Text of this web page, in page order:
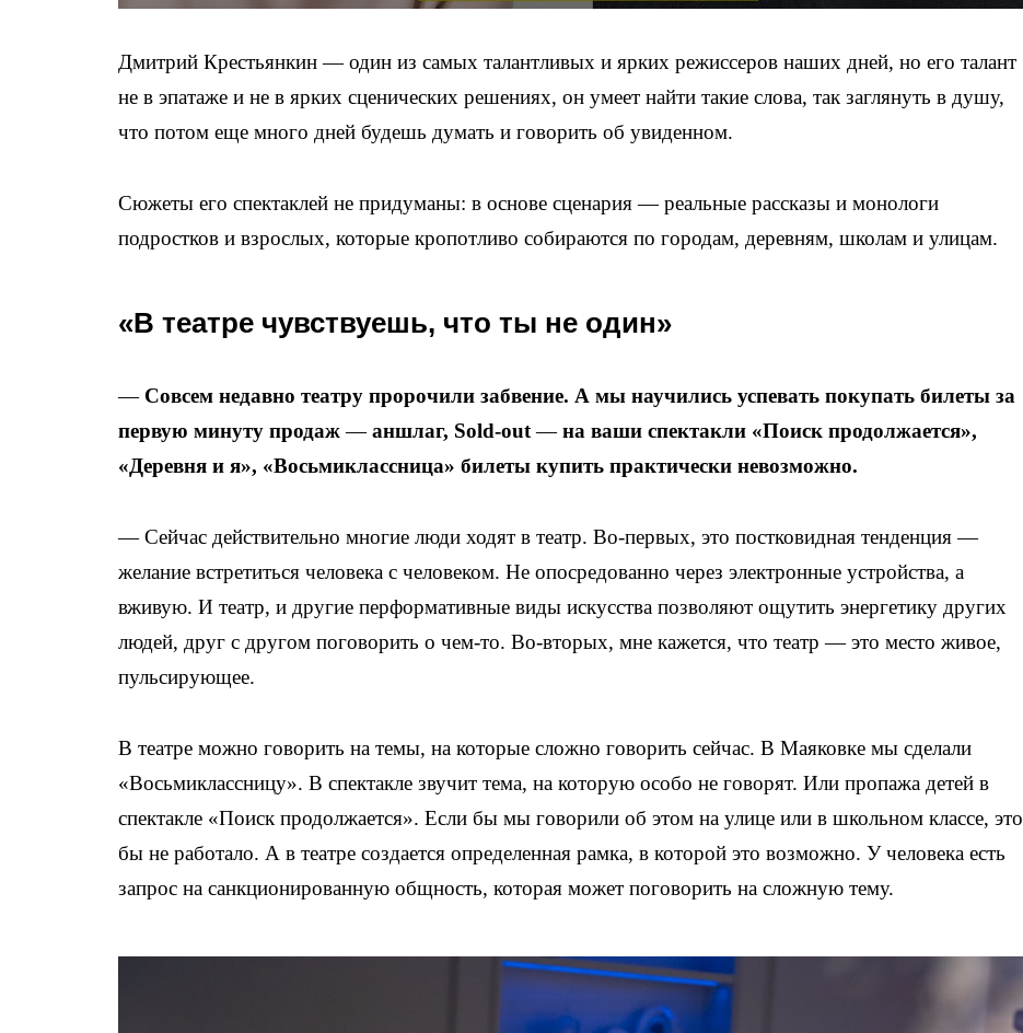
Дмитрий Крестьянкин — один из самых талантливых и ярких режиссеров наших дней, но его талант
не в эпатаже и не в ярких сценических решениях, он умеет найти такие слова, так заглянуть в душу,
что потом еще много дней будешь думать и говорить об увиденном.
Сюжеты его спектаклей не придуманы: в основе сценария — реальные рассказы и монологи
подростков и взрослых, которые кропотливо собираются по городам, деревням, школам и улицам.
«В театре чувствуешь, что ты не один»
— Совсем недавно театру пророчили забвение. А мы научились успевать покупать билеты за
первую минуту продаж—аншлаг, Sold-out—на ваши спектакли «Поиск продолжается»,
«Деревня и я», «Восьмиклассница» билеты купить практически невозможно.
— Сейчас действительно многие люди ходят в театр. Во-первых, это постковидная тенденция —
желание встретиться человека с человеком. Не опосредованно через электронные устройства, а
вживую. И театр, и другие перформативные виды искусства позволяют ощутить энергетику других
людей, друг с другом поговорить о чем-то. Во-вторых, мне кажется, что театр — это место живое,
пульсирующее.
В театре можно говорить на темы, на которые сложно говорить сейчас. В Маяковке мы сделали
«Восьмиклассницу». В спектакле звучит тема, на которую особо не говорят. Или пропажа детей в
спектакле «Поиск продолжается». Если бы мы говорили об этом на улице или в школьном классе, это
бы не работало. А в театре создается определенная рамка, в которой это возможно. У человека есть
запрос на санкционированную общность, которая может поговорить на сложную тему.